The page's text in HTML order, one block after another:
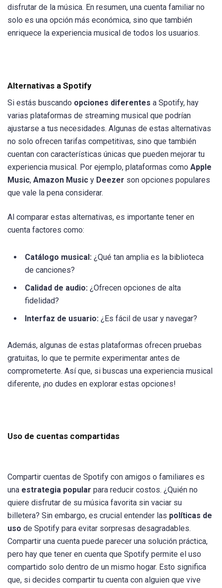
disfrutar de la música. En resumen, una cuenta familiar no
solo es una opción más económica, sino que también
enriquece la experiencia musical de todos los usuarios.
Alternativas a Spotify
Si estás buscando opciones diferentes a Spotify, hay
varias plataformas de streaming musical que podrían
ajustarse a tus necesidades. Algunas de estas alternativas
no solo ofrecen tarifas competitivas, sino que también
cuentan con características únicas que pueden mejorar tu
experiencia musical. Por ejemplo, plataformas como Apple
Music, Amazon Music y Deezer son opciones populares
que vale la pena considerar.
Al comparar estas alternativas, es importante tener en
cuenta factores como:
Catálogo musical: ¿Qué tan amplia es la biblioteca
de canciones?
Calidad de audio: ¿Ofrecen opciones de alta
fidelidad?
Interfaz de usuario: ¿Es fácil de usar y navegar?
Además, algunas de estas plataformas ofrecen pruebas
gratuitas, lo que te permite experimentar antes de
comprometerte. Así que, si buscas una experiencia musical
diferente, ¡no dudes en explorar estas opciones!
Uso de cuentas compartidas
Compartir cuentas de Spotify con amigos o familiares es
una estrategia popular para reducir costos. ¿Quién no
quiere disfrutar de su música favorita sin vaciar su
billetera? Sin embargo, es crucial entender las políticas de
uso de Spotify para evitar sorpresas desagradables.
Compartir una cuenta puede parecer una solución práctica,
pero hay que tener en cuenta que Spotify permite el uso
compartido solo dentro de un mismo hogar. Esto significa
que, si decides compartir tu cuenta con alguien que vive